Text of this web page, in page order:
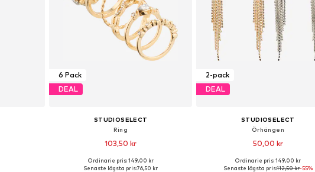
6 Pack
DEAL
STUDIOSELECT
Ring
103,50 kr
Tillgängliga storlekar: 50-60
Ordinarie pris: 149,00 kr
Senaste lägsta pris:76,50 kr
2-pack
DEAL
STUDIOSELECT
Örhängen
50,00 kr
Tillgängliga storlekar: One Size
Ordinarie pris: 149,00 kr
Senaste lägsta pris:112,50 kr-55%